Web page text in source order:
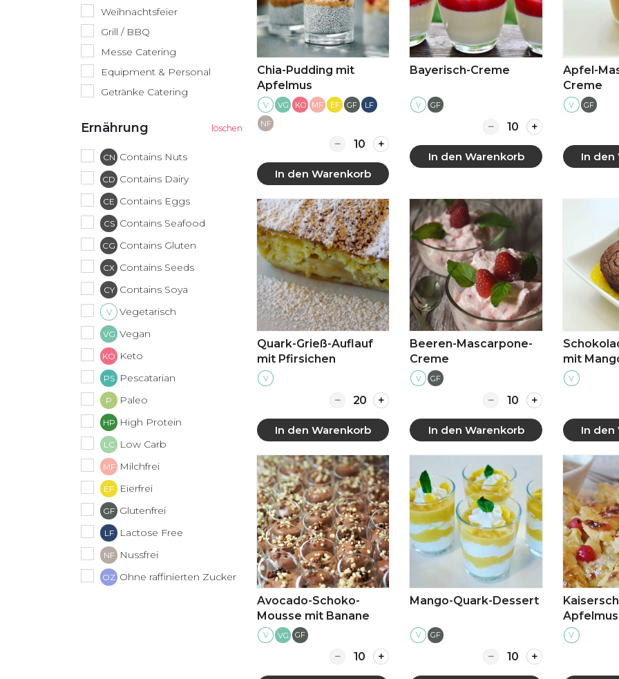
Weihnachtsfeier
Grill / BBQ
Messe Catering
Equipment & Personal
Getränke Catering
Ernährung
CN Contains Nuts
CD Contains Dairy
CE Contains Eggs
CS Contains Seafood
CG Contains Gluten
CX Contains Seeds
CY Contains Soya
V Vegetarisch
VG Vegan
KO Keto
PS Pescatarian
P Paleo
HP High Protein
LC Low Carb
MF Milchfrei
EF Eierfrei
GF Glutenfrei
LF Lactose Free
NF Nussfrei
OZ Ohne raffinierten Zucker
Mehr anzeigen
Chia-Pudding mit
Apfelmus
V VG KO MF EF GF
LF
NF
Quantity for Chia-Pudding mit Apfelmus
In den Warenkorb
Bayerisch-Creme
V GF
Quantity for Bayerisch-
In den Warenkorb
Apfel-
Creme
V GF
In den
Mehr anzeigen
Quark-Grieß-Auflauf
mit Pfirsichen
V
Quantity for Quark-Grieß-Auflauf mit Pfirsichen
In den Warenkorb
Mehr anzeigen
Beeren-Mascarpone-
Creme
V GF
Quantity for Beeren-
In den Warenkorb
Mehr
mit
V
In den
Avocado-Schoko-
Mousse mit Banane
V VG GF
Quantity for Avocado-Schoko-Mousse mit Banane
Mango-Quark-Dessert
V GF
Quantity for Mango-
Apfelmus
V